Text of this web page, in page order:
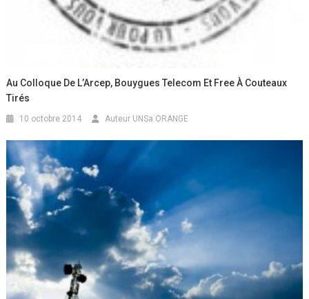
Au Colloque De L’Arcep, Bouygues Telecom Et Free À Couteaux
Tirés
10 octobre 2014 Auteur UNSa ORANGE